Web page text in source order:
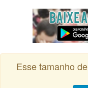
Esse tamanho